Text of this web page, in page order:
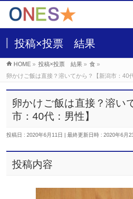
投稿×投票 結果
HOME » 投稿×投票 結果 » 食 »
卵かけご飯は直接？溶いてから？【新潟市：40
卵かけご飯は直接？溶い
市：40代：男性】
投稿日 : 2020年6月11日 最終更新日時 : 2020年6月
投稿内容